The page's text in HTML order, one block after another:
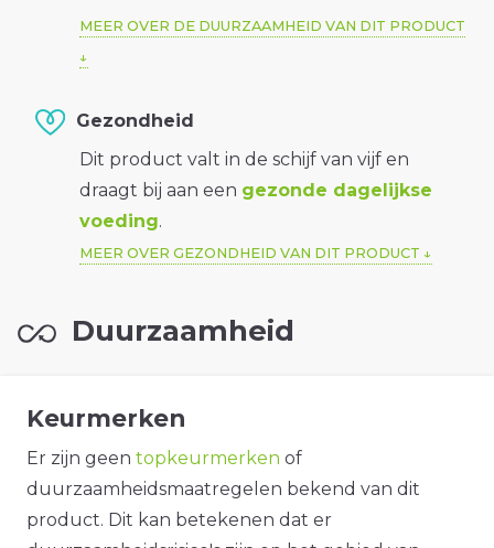
MEER OVER DE DUURZAAMHEID VAN DIT PRODUCT
Gezondheid
Dit product valt in de schijf van vijf en
draagt bij aan een gezonde dagelijkse
voeding.
MEER OVER GEZONDHEID VAN DIT PRODUCT
Duurzaamheid
Keurmerken
Er zijn geen topkeurmerken of
duurzaamheidsmaatregelen bekend van dit
product. Dit kan betekenen dat er